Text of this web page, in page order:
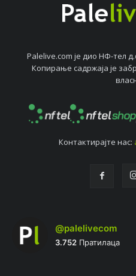
Palelive.com јe дио НФ-тeл
Копирањe садржаја јe
Контактирајтe нас:
@palelivecom
3.752 Пратилаца